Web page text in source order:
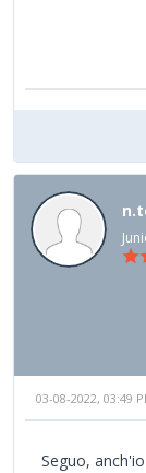
03-08-2022, 03:49
Seguo,